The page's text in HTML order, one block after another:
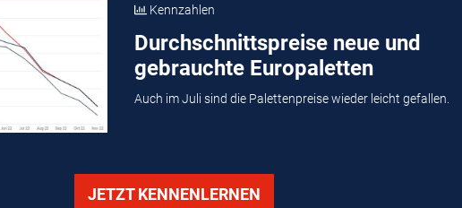
Kennzahlen
Durchschnittspreise neue und
gebrauchte Europaletten
Auch im Juli sind die Palettenpreise wieder leicht gefallen.
JETZT KENNENLERNEN